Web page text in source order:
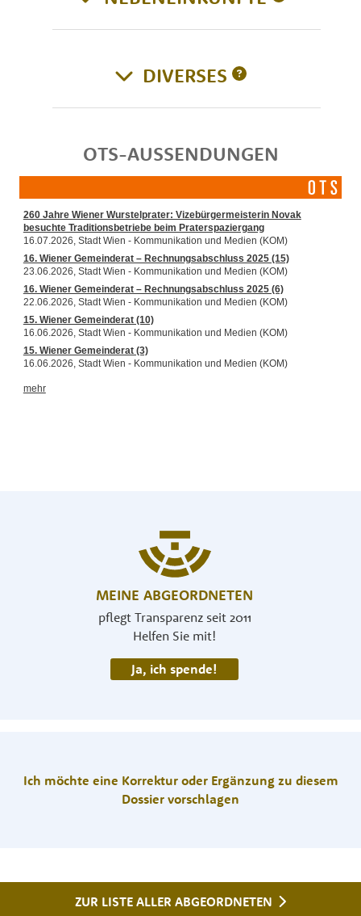
DIVERSES
MEINE ABGEORDNETEN
pflegt Transparenz seit 2011
Helfen Sie mit!
Ja, ich spende!
Ich möchte eine Korrektur oder Ergänzung zu diesem
Dossier vorschlagen
OTS-AUSSENDUNGEN
ZUR LISTE ALLER ABGEORDNETEN